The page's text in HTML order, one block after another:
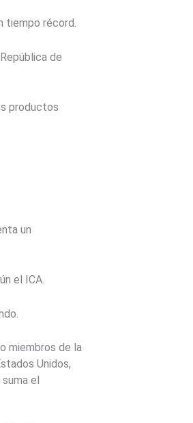
tiempo récord.
de
productos
un
el ICA.
miembros de la
Unidos,
el